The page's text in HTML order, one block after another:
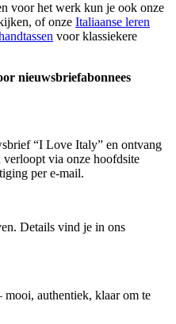
voor het werk kun je ook onze
of onze Italiaanse leren
voor klassiekere
nieuwsbriefabonnees
“I Love Italy” en ontvang
via onze hoofdsite
per e-mail.
Details vind je in ons
authentiek, klaar om te